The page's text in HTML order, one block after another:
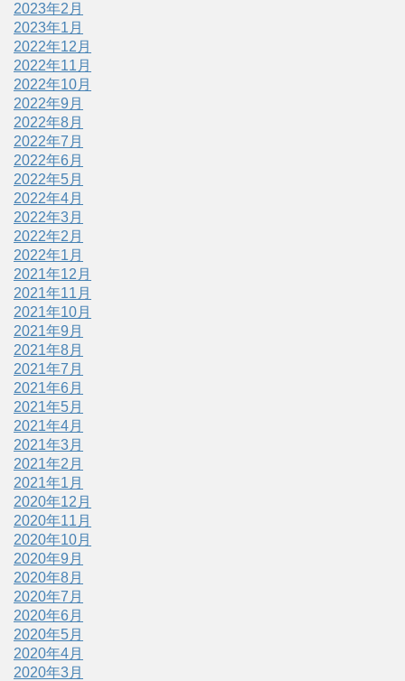
2023年2月
2023年1月
2022年12月
2022年11月
2022年10月
2022年9月
2022年8月
2022年7月
2022年6月
2022年5月
2022年4月
2022年3月
2022年2月
2022年1月
2021年12月
2021年11月
2021年10月
2021年9月
2021年8月
2021年7月
2021年6月
2021年5月
2021年4月
2021年3月
2021年2月
2021年1月
2020年12月
2020年11月
2020年10月
2020年9月
2020年8月
2020年7月
2020年6月
2020年5月
2020年4月
2020年3月